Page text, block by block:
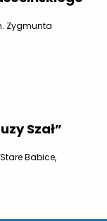
Zygmunta
Szał”
Babice,